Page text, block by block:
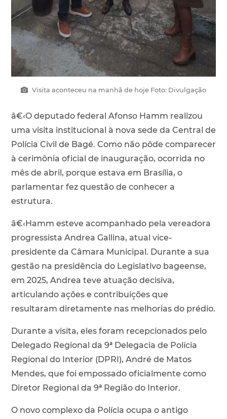
Visita aconteceu na manhã de hoje Foto: Divulgação
â€‹O deputado federal Afonso Hamm realizou
uma visita institucional à nova sede da Central de
Polícia Civil de Bagé. Como não pôde comparecer
à cerimônia oficial de inauguração, ocorrida no
mês de abril, porque estava em Brasília, o
parlamentar fez questão de conhecer a
estrutura.
â€‹Hamm esteve acompanhado pela vereadora
progressista Andrea Gallina, atual vice-
presidente da Câmara Municipal. Durante a sua
gestão na presidência do Legislativo bageense,
em 2025, Andrea teve atuação decisiva,
articulando ações e contribuições que
resultaram diretamente nas melhorias do prédio.
Durante a visita, eles foram recepcionados pelo
Delegado Regional da 9ª Delegacia de Polícia
Regional do Interior (DPRI), André de Matos
Mendes, que foi empossado oficialmente como
Diretor Regional da 9ª Região do Interior.
O novo complexo da Polícia ocupa o antigo